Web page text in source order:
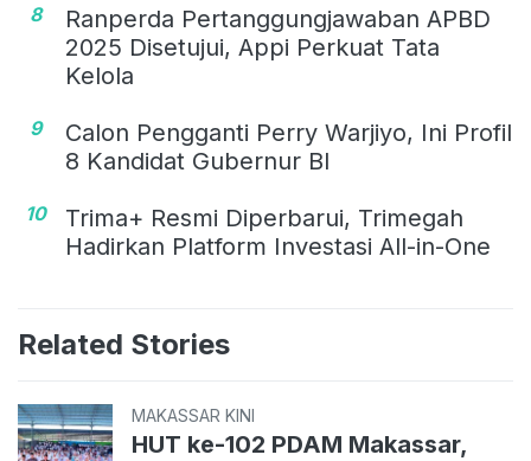
8
Ranperda Pertanggungjawaban APBD
2025 Disetujui, Appi Perkuat Tata
Kelola
9
Calon Pengganti Perry Warjiyo, Ini Profil
8 Kandidat Gubernur BI
10
Trima+ Resmi Diperbarui, Trimegah
Hadirkan Platform Investasi All-in-One
Related Stories
MAKASSAR KINI
HUT ke-102 PDAM Makassar,